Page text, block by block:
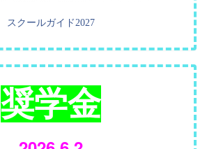
スクールガイド2027
奨学金